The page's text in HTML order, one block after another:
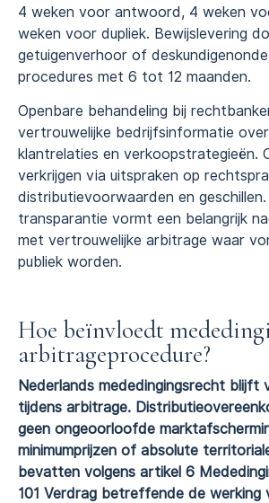
4 weken voor antwoord, 4 weken
weken voor dupliek. Bewijslevering
getuigenverhoor of
procedures met 6 tot 12 maanden.
Openbare behandeling bij
vertrouwelijke bedrijfsinformatie
klantrelaties en verkoopstrategieën.
verkrijgen via uitspraken op
distributievoorwaarden en
transparantie vormt een belangrijk
met vertrouwelijke arbitrage waar
publiek worden.
Hoe beïnvloedt
arbitrageprocedure?
Nederlands mededingingsrecht blijft
tijdens arbitrage.
geen ongeoorloofde
minimumprijzen of absolute
bevatten volgens artikel 6
101 Verdrag betreffende de werking